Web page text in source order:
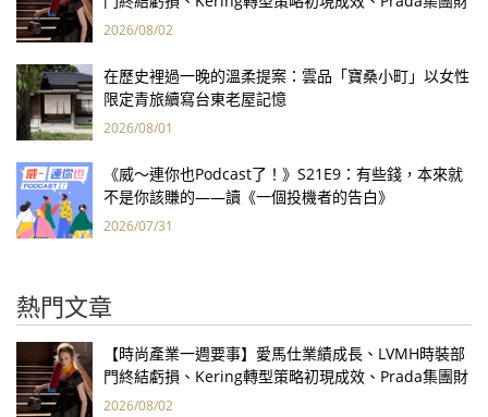
報亮眼
2026/08/02
在歷史裡過一晚的溫柔提案：雲品「寶桑小町」以女性
限定青旅續寫台東老屋記憶
2026/08/01
《威～連你也Podcast了！》S21E9：有些錢，本來就
不是你該賺的——讀《一個投機者的告白》
2026/07/31
熱門文章
【時尚產業一週要事】愛馬仕業績成長、LVMH時裝部
門終結虧損、Kering轉型策略初現成效、Prada集團財
報亮眼
2026/08/02